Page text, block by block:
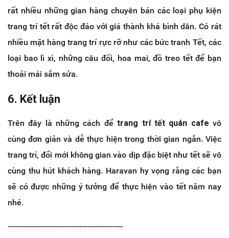
rất nhiều những gian hàng chuyên bán các loại phụ kiện
trang trí tết rất độc đáo với giá thành khá bình dân. Có rát
nhiều mặt hàng trang trí rực rỡ như các bức tranh Tết, các
loại bao lì xì, những câu đối, hoa mai, đồ treo tết để bạn
thoải mái sắm sửa.
6. Kết luận
Trên đây là những cách đểtrang trí tết quán cafe vô
cùng đơn giản và dễ thực hiện trong thời gian ngắn. Việc
trang trí, đổi mới không gian vào dịp đặc biệt như tết sẽ vô
cùng thu hút khách hàng. Haravan hy vọng rằng các bạn
sẽ có được những ý tưởng để thực hiện vào tết năm nay
nhé.
---------------------------------------------